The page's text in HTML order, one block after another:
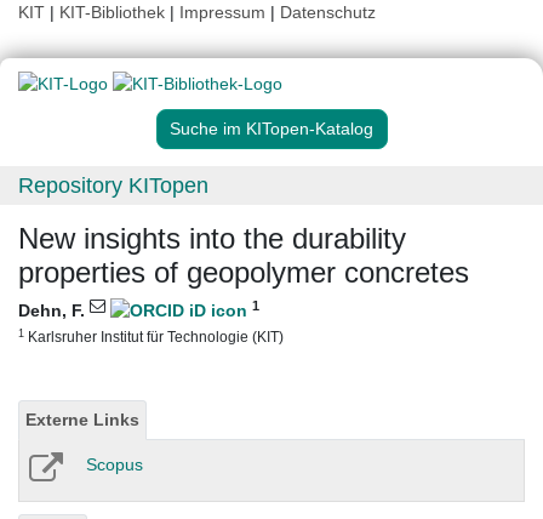
KIT | KIT-Bibliothek | Impressum | Datenschutz
Suche im KITopen-Katalog
Repository KITopen
New insights into the durability
properties of geopolymer concretes
Dehn, F. 1
1 Karlsruher Institut für Technologie (KIT)
Externe Links
Scopus